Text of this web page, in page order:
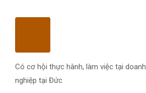
Có cơ hội thực hành, làm việc tại doanh
nghiệp tại Đức